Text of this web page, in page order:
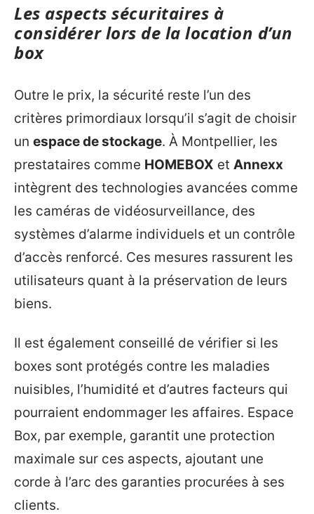
Les aspects sécuritaires à
considérer lors de la location d’un
box
Outre le prix, la sécurité reste l’un des
critères primordiaux lorsqu’il s’agit de choisir
un espace de stockage. À Montpellier, les
prestataires comme HOMEBOX et Annexx
intègrent des technologies avancées comme
les caméras de vidéosurveillance, des
systèmes d’alarme individuels et un contrôle
d’accès renforcé. Ces mesures rassurent les
utilisateurs quant à la préservation de leurs
biens.
Il est également conseillé de vérifier si les
boxes sont protégés contre les maladies
nuisibles, l’humidité et d’autres facteurs qui
pourraient endommager les affaires. Espace
Box, par exemple, garantit une protection
maximale sur ces aspects, ajoutant une
corde à l’arc des garanties procurées à ses
clients.